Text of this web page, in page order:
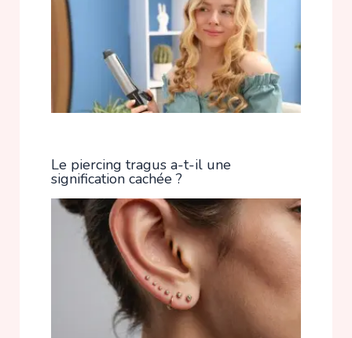
Le piercing tragus a-t-il une
signification cachée ?